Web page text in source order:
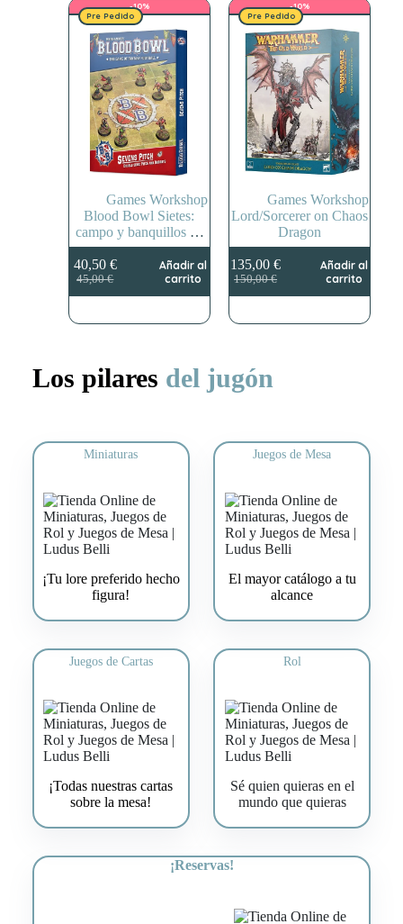
Pre Pedido
-10%
Games Workshop
Blood Bowl Sietes:
campo y banquillos de
doble cara
45,00€
El
precio
era:
40,50 €
El
precio
es:
Añadir al
carrito
Pre Pedido
-10%
Games Workshop
Lord/Sorcerer on Chaos
Dragon
150,00€
El
precio
era:
135,00€
El
precio
es:
Añadir al
carrito
Los pilares del jugón
Miniaturas
¡Tu lore preferido hecho
figura!
Juegos de Mesa
El mayor catálogo a tu
alcance
Juegos de Cartas
¡Todas nuestras cartas
sobre la mesa!
Rol
Sé quien quieras en el
mundo que quieras
¡Reservas!